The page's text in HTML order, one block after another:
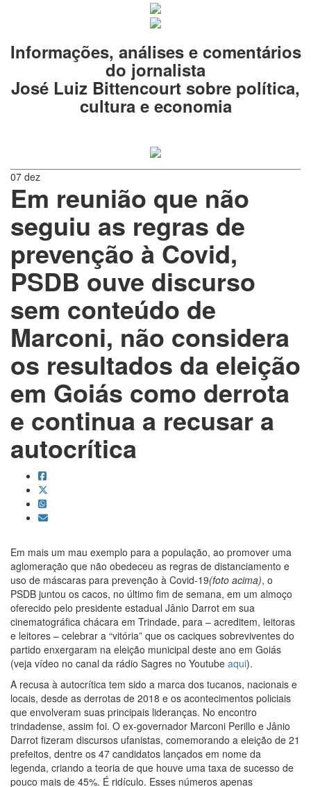
Informações, análises e comentários
do jornalista
José Luiz Bittencourt sobre política,
cultura e economia
07 dez
Em reunião que não
seguiu as regras de
prevenção à Covid,
PSDB ouve discurso
sem conteúdo de
Marconi, não considera
os resultados da eleição
em Goiás como derrota
e continua a recusar a
autocrítica
Em mais um mau exemplo para a população, ao promover uma
aglomeração que não obedeceu as regras de distanciamento e
uso de máscaras para prevenção à Covid-19(foto acima), o
PSDB juntou os cacos, no último fim de semana, em um almoço
oferecido pelo presidente estadual Jânio Darrot em sua
cinematográfica chácara em Trindade, para – acreditem, leitoras
e leitores – celebrar a “vitória” que os caciques sobreviventes do
partido enxergaram na eleição municipal deste ano em Goiás
(veja vídeo no canal da rádio Sagres no Youtube aqui).
A recusa à autocrítica tem sido a marca dos tucanos, nacionais e
locais, desde as derrotas de 2018 e os acontecimentos policiais
que envolveram suas principais lideranças. No encontro
trindadense, assim foi. O ex-governador Marconi Perillo e Jânio
Darrot fizeram discursos ufanistas, comemorando a eleição de 21
prefeitos, dentre os 47 candidatos lançados em nome da
legenda, criando a teoria de que houve uma taxa de sucesso de
pouco mais de 45%. É ridículo. Esses números apenas